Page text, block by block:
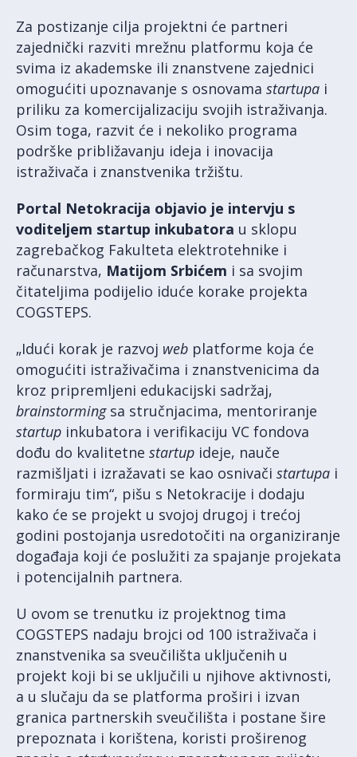
Za postizanje cilja projektni će partneri
zajednički razviti mrežnu platformu koja će
svima iz akademske ili znanstvene zajednici
omogućiti upoznavanje s osnovama startupa i
priliku za komercijalizaciju svojih istraživanja.
Osim toga, razvit će i nekoliko programa
podrške približavanju ideja i inovacija
istraživača i znanstvenika tržištu.
Portal Netokracija objavio je intervju s
voditeljem startup inkubatora u sklopu
zagrebačkog Fakulteta elektrotehnike i
računarstva, Matijom Srbićem i sa svojim
čitateljima podijelio iduće korake projekta
COGSTEPS.
„Idući korak je razvoj web platforme koja će
omogućiti istraživačima i znanstvenicima da
kroz pripremljeni edukacijski sadržaj,
brainstormingsa stručnjacima, mentoriranje
startup inkubatora i verifikaciju VC fondova
dođu do kvalitetne startup ideje, nauče
razmišljati i izražavati se kao osnivači startupa i
formiraju tim“, pišu s Netokracije i dodaju
kako će se projekt u svojoj drugoj i trećoj
godini postojanja usredotočiti na organiziranje
događaja koji će poslužiti za spajanje projekata
i potencijalnih partnera.
U ovom se trenutku iz projektnog tima
COGSTEPS nadaju brojci od 100 istraživača i
znanstvenika sa sveučilišta uključenih u
projekt koji bi se uključili u njihove aktivnosti,
a u slučaju da se platforma proširi i izvan
granica partnerskih sveučilišta i postane šire
prepoznata i korištena, koristi proširenog